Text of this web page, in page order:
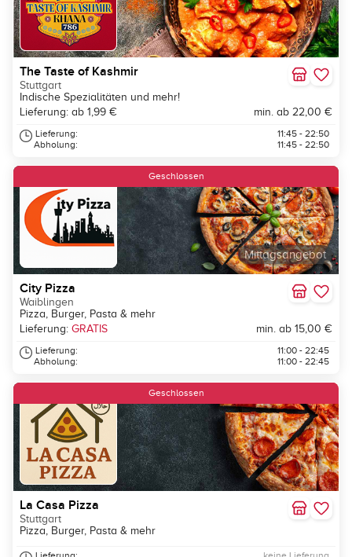
The Taste of Kashmir
Stuttgart
Indische Spezialitäten und mehr!
Lieferung: ab 1,99 €
min. ab 22,00 €
Lieferung:
Abholung:
11:45 - 22:50
11:45 - 22:50
Mittagsangebot
Geschlossen
City Pizza
Waiblingen
Pizza, Burger, Pasta & mehr
Lieferung: GRATIS min. ab 15,00 €
Lieferung:
Abholung:
11:00 - 22:45
11:00 - 22:45
Geschlossen
La Casa Pizza
Stuttgart
Pizza, Burger, Pasta & mehr